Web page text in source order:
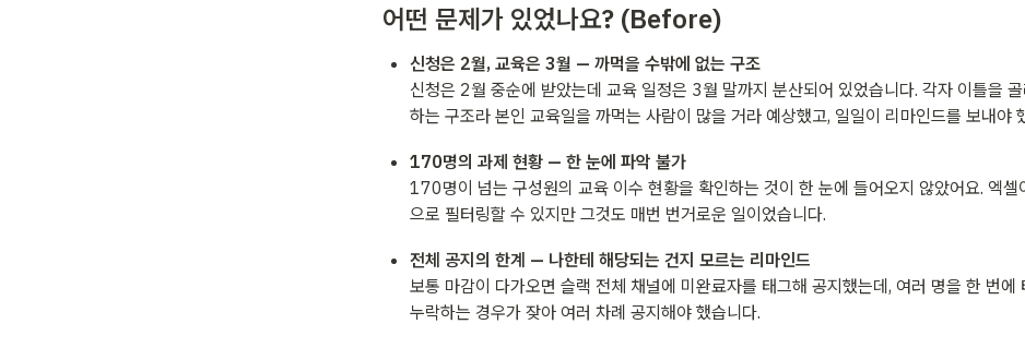
어떤 문제가 있었나요? (Before)
신청은 2월, 교육은 3월 — 까먹을 수밖에 없는 구조
신청은 2월 중순에 받았는데 교육 일정은 3월 말까지 분산되어 있었습니다. 각자 이틀을
하는 구조라 본인 교육일을 까먹는 사람이 많을 거라 예상했고, 일일이 리마인드를 보내야
170명의 과제 현황 — 한 눈에 파악 불가
170명이 넘는 구성원의 교육 이수 현황을 확인하는 것이 한 눈에 들어오지 않았어요. 엑셀
으로 필터링할 수 있지만 그것도 매번 번거로운 일이었습니다.
전체 공지의 한계 — 나한테 해당되는 건지 모르는 리마인드
보통 마감이 다가오면 슬랙 전체 채널에 미완료자를 태그해 공지했는데, 여러 명을 한 번에
누락하는 경우가 잦아 여러 차례 공지해야 했습니다.